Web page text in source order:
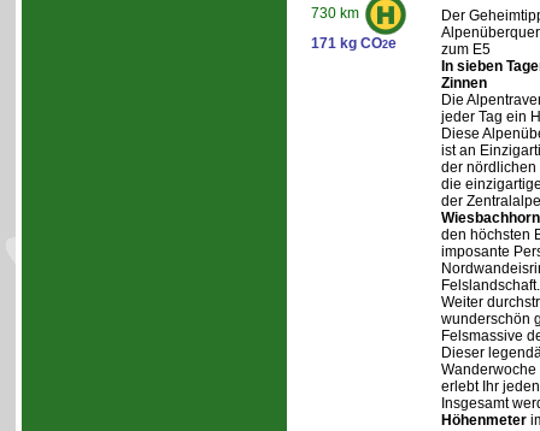
730 km
171 kg CO2e
Der
zum E5
In sieben
Zinnen
Die
jeder Tag ein
Diese
ist an
der
die
der
den höchsten
imposante
Felslandschaft.
Weiter
wunderschön
Felsmassive
Dieser
erlebt Ihr
Insgesamt
Höhenmeter